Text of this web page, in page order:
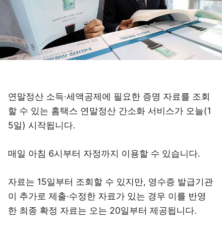
연말정산 소득·세액공제에 필요한 증명 자료를 조회
할 수 있는 홈택스 연말정산 간소화 서비스가 오늘(1
5일) 시작됩니다.
매일 아침 6시부터 자정까지 이용할 수 있습니다.
자료는 15일부터 조회할 수 있지만, 영수증 발급기관
이 추가로 제출·수정한 자료가 있는 경우 이를 반영
한 최종 확정 자료는 오는 20일부터 제공됩니다.